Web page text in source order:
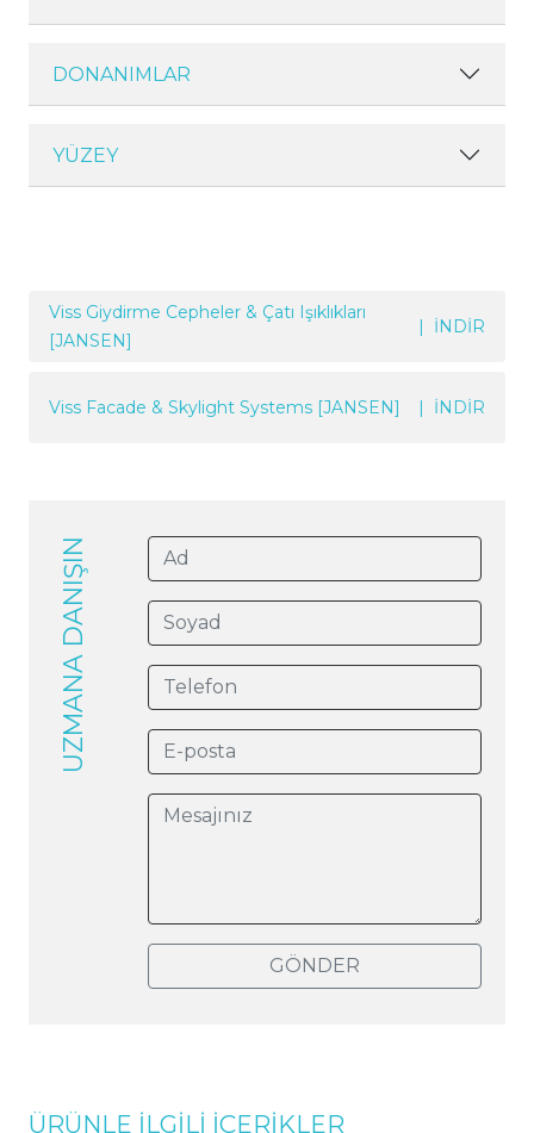
DONANIMLAR
YÜZEY
Viss Giydirme Cepheler & Çatı Işıklıkları
[JANSEN]
| İNDİR
Viss Facade & Skylight Systems [JANSEN] | İNDİR
UZMANA DANIŞIN
GÖNDER
ÜRÜNLE İLGİLİ İÇERİKLER